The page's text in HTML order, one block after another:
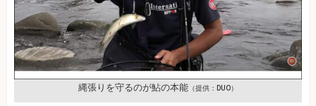
縄張りを守るのが鮎の本能 （提供：DUO）